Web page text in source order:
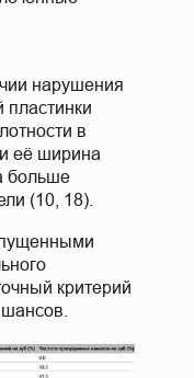
нарушения
в
её ширина
больше
(10, 18).
критерий